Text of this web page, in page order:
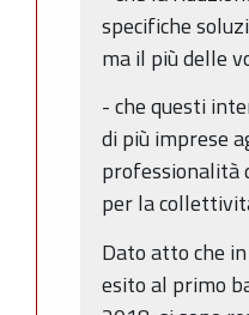
specifiche
ma il più delle
- che questi
di più imprese
professionalità
per la
Dato atto che
esito al primo